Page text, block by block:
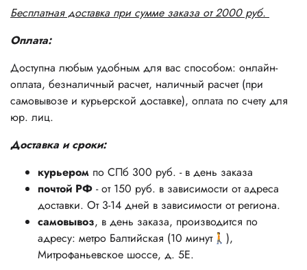
Бесплатная доставка при сумме заказа от 2000 руб.
Оплата:
Доступна любым удобным для вас способом: онлайн-
оплата, безналичный расчет, наличный расчет (при
самовывозе и курьерской доставке), оплата по счету для
юр. лиц.
Доставка и сроки:
курьером по СПб 300 руб. - в день заказа
почтой РФ - от 150 руб. в зависимости от адреса
доставки. От 3-14 дней в зависимости от региона.
самовывоз, в день заказа, производится по
адресу: метро Балтийская (10 минут🚶),
Митрофаньевское шоссе, д. 5Е.